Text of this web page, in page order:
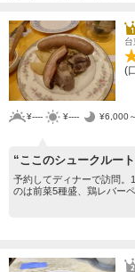
(
¥---- ¥---- ¥6,000
“ここのシュークルー
予約してディナーで訪問。
のは前菜5種盛、鶏レバーペ